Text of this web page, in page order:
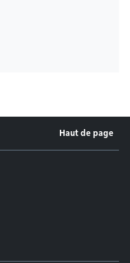
Haut de page